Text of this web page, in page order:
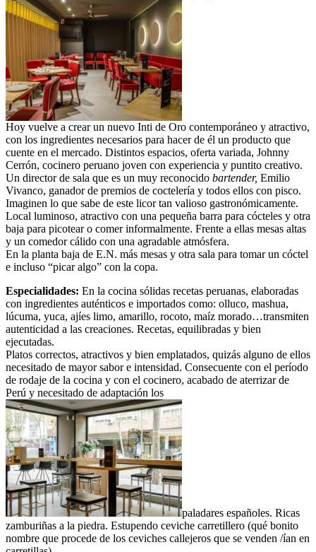
Hoy vuelve a crear un nuevo Inti de Oro contemporáneo y atractivo,
con los ingredientes necesarios para hacer de él un producto que
cuente en el mercado. Distintos espacios, oferta variada, Johnny
Cerrón, cocinero peruano joven con experiencia y puntito creativo.
Un director de sala que es un muy reconocido bartender, Emilio
Vivanco, ganador de premios de coctelería y todos ellos con pisco.
Imaginen lo que sabe de este licor tan valioso gastronómicamente.
Local luminoso, atractivo con una pequeña barra para cócteles y otra
baja para picotear o comer informalmente. Frente a ellas mesas altas
y un comedor cálido con una agradable atmósfera.
En la planta baja de E.N. más mesas y otra sala para tomar un cóctel
e incluso “picar algo” con la copa.
Especialidades: En la cocina sólidas recetas peruanas, elaboradas
con ingredientes auténticos e importados como: olluco, mashua,
lúcuma, yuca, ajíes limo, amarillo, rocoto, maíz morado…transmiten
autenticidad a las creaciones. Recetas, equilibradas y bien
ejecutadas.
Platos correctos, atractivos y bien emplatados, quizás alguno de ellos
necesitado de mayor sabor e intensidad. Consecuente con el período
de rodaje de la cocina y con el cocinero, acabado de aterrizar de
Perú y necesitado de adaptación los
paladares españoles. Ricas
zamburiñas a la piedra. Estupendo ceviche carretillero (qué bonito
nombre que procede de los ceviches callejeros que se venden /ían en